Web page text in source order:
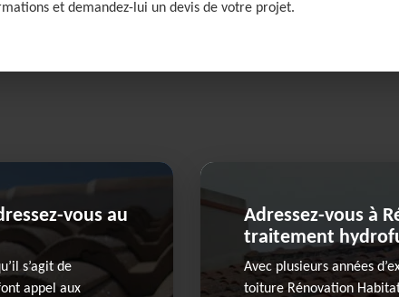
et demandez-lui un devis de votre projet.
vous au
s’agit de
appel aux
Adressez-vous à
traitement
Avec plusieurs années
toiture Rénovation